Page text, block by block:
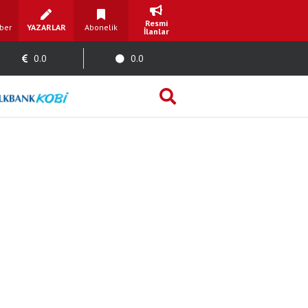
YAZARLAR Abonelik
Resmi
İlanlar
0.0 0.0